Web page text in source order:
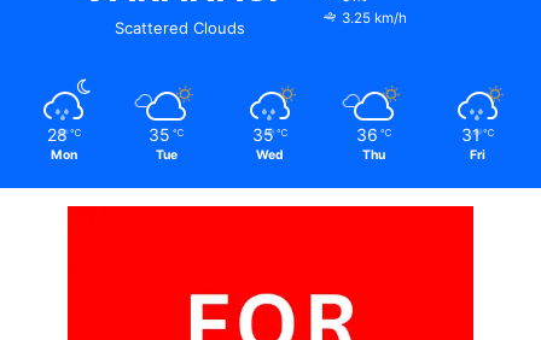
Scattered Clouds
3.25 km/h
28 ℃
Mon
35 ℃
Tue
35 ℃
Wed
36 ℃
Thu
31 ℃
Fri